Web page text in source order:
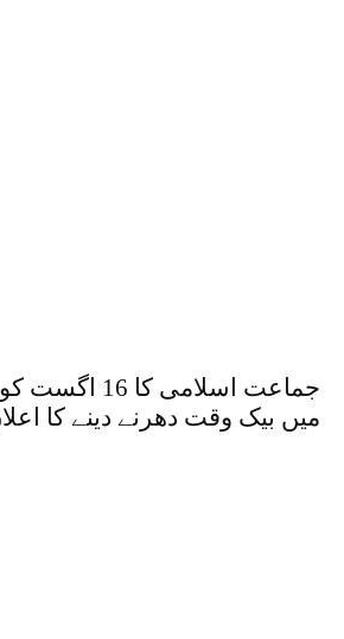
جماعت اسلامی
میں بیک وقت دھرنے دینے کا